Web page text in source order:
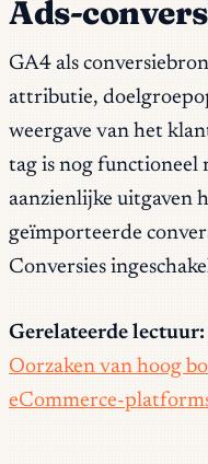
Ads-
GA4 als
attributie,
weergave van het
tag is nog functioneel
aanzienlijke uitgaven
geïmporteerde
Conversies
Gerelateerde lectuur:
Oorzaken van hoog
eCommerce-